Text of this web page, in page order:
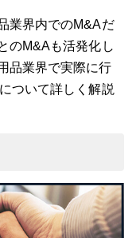
業界内でのM&Aだ
のM&Aも活発化し
品業界で実際に行
ついて詳しく解説
するメリット